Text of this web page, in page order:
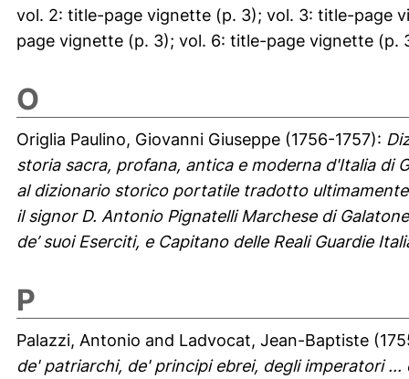
vol. 2: title-page vignette (p. 3); vol. 3: title-page
page vignette (p. 3); vol. 6: title-page vignette (p.
O
Origlia Paulino, Giovanni Giuseppe (1756-1757):
storia sacra, profana, antica e moderna d'Italia di
al dizionario storico portatile tradotto
il signor D. Antonio Pignatelli Marchese di
de’ suoi Eserciti, e Capitano delle Reali Guardie
P
Palazzi, Antonio and Ladvocat, Jean-Baptiste
de' patriarchi, de' principi ebrei, degli imperatori